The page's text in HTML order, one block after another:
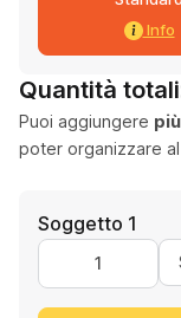
Info
Quantità
Puoi aggiungere
poter organizzare
Soggetto 1